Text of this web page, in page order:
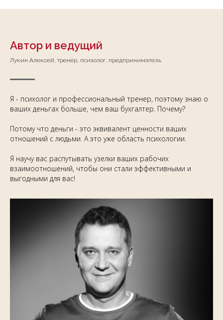
Автор и ведущий
Лукин Алексей, тренер, психолог, предприниматель
Я - психолог и профессиональный тренер, поэтому знаю о
ваших деньгах больше, чем ваш бухгалтер. Почему?
Потому что деньги - это эквивалент ценности ваших
отношений с людьми. А это уже область психологии.
Я научу вас распутывать узелки ваших рабочих
взаимоотношений, чтобы они стали эффективными и
выгодными для вас!